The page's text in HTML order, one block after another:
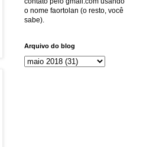
o nome faortolan (o resto, você
sabe).
Arquivo do blog